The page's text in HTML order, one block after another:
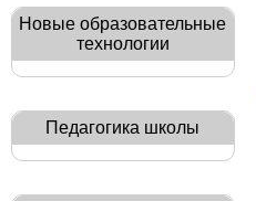
Новые образовательные
технологии
Педагогика школы